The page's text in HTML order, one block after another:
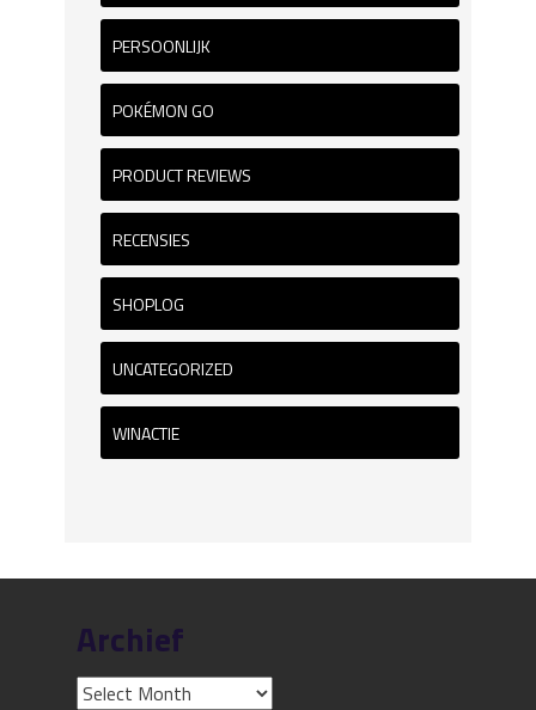
PERSOONLIJK
POKÉMON GO
PRODUCT REVIEWS
RECENSIES
SHOPLOG
UNCATEGORIZED
WINACTIE
Archief